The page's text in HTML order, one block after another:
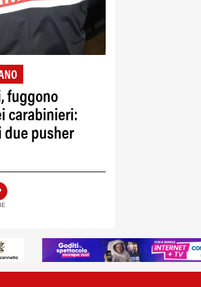
fuggono
carabinieri:
due pusher